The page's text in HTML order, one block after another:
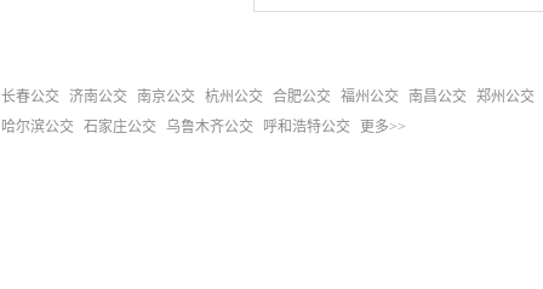
长春公交 济南公交 南京公交 杭州公交 合肥公交 福州公交 南昌公交 郑州公交
哈尔滨公交 石家庄公交 乌鲁木齐公交 呼和浩特公交 更多>>